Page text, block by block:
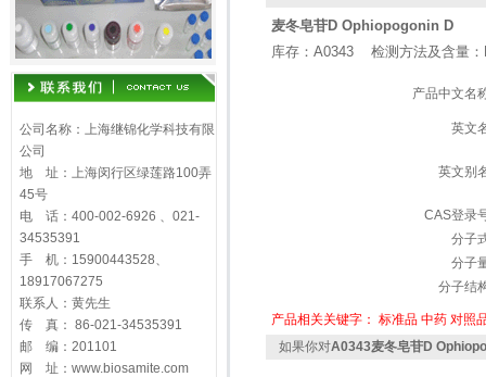
公司名称：上海继锦化学科技有限
公司
地 址：上海闵行区绿莲路100弄
45号
电 话：400-002-6926 、021-
34535391
手 机：15900443528、
18917067275
联系人：黄先生
传 真： 86-021-34535391
邮 编：201101
网 址：www.biosamite.com
麦冬皂苷D Ophiopogonin D
库存：A0343 检测方法及含量
产品中文名
英文
英文别
CAS登录
分子
分子
分子结
产品相关关键字： 标准品 中药 对照
如果你对A0343麦冬皂苷D